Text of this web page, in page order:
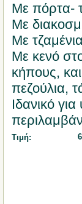
Με πόρτα-
Με
Με
Με κενό
κήπους,
πεζούλια,
Ιδανικό
Τιμή: